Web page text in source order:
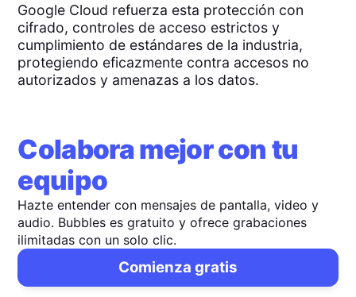
Google Cloud refuerza esta protección con
cifrado, controles de acceso estrictos y
cumplimiento de estándares de la industria,
protegiendo eficazmente contra accesos no
autorizados y amenazas a los datos.
Colabora mejor con tu
equipo
Hazte entender con mensajes de pantalla, video y
audio. Bubbles es gratuito y ofrece grabaciones
ilimitadas con un solo clic.
Comienza gratis